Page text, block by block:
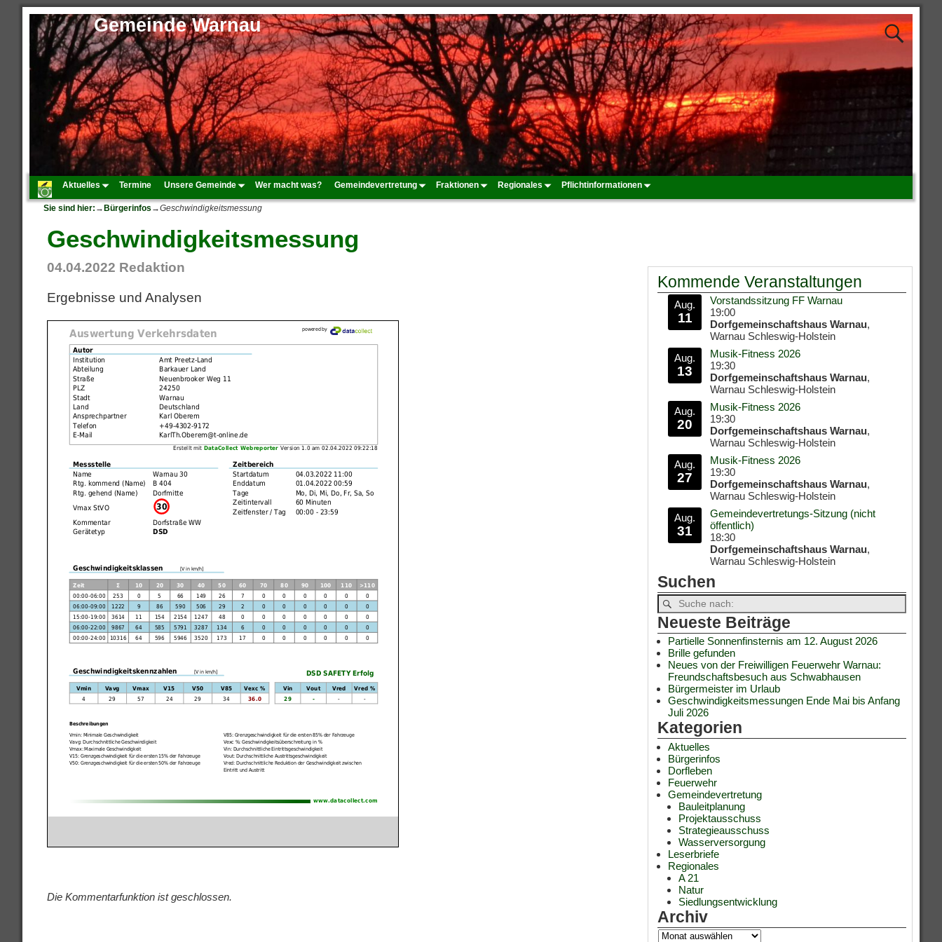
Gemeinde Warnau
Aktuelles Termine Unsere Gemeinde Wer macht was? Gemeindevertretung Fraktionen Regionales Pflichtinformationen
Sie sind hier: →Bürgerinfos →Geschwindigkeitsmessung
Geschwindigkeitsmessung
04.04.2022 Redaktion
Ergebnisse und Analysen
Die Kommentarfunktion ist geschlossen.
Kommende Veranstaltungen
Aug.
11
Vorstandssitzung FF Warnau
19:00
Dorfgemeinschaftshaus Warnau,
Warnau Schleswig-Holstein
Aug.
13
Musik-Fitness 2026
19:30
Dorfgemeinschaftshaus Warnau,
Warnau Schleswig-Holstein
Aug.
20
Musik-Fitness 2026
19:30
Dorfgemeinschaftshaus Warnau,
Warnau Schleswig-Holstein
Aug.
27
Musik-Fitness 2026
19:30
Dorfgemeinschaftshaus Warnau,
Warnau Schleswig-Holstein
Aug.
31
Gemeindevertretungs-Sitzung (nicht
öffentlich)
18:30
Dorfgemeinschaftshaus Warnau,
Warnau Schleswig-Holstein
Suchen
Neueste Beiträge
Partielle Sonnenfinsternis am 12. August 2026
Brille gefunden
Neues von der Freiwilligen Feuerwehr Warnau:
Freundschaftsbesuch aus Schwabhausen
Bürgermeister im Urlaub
Geschwindigkeitsmessungen Ende Mai bis Anfang
Juli 2026
Kategorien
Aktuelles
Bürgerinfos
Dorfleben
Feuerwehr
Gemeindevertretung
Bauleitplanung
Projektausschuss
Strategieausschuss
Wasserversorgung
Leserbriefe
Regionales
A 21
Natur
Siedlungsentwicklung
Archiv